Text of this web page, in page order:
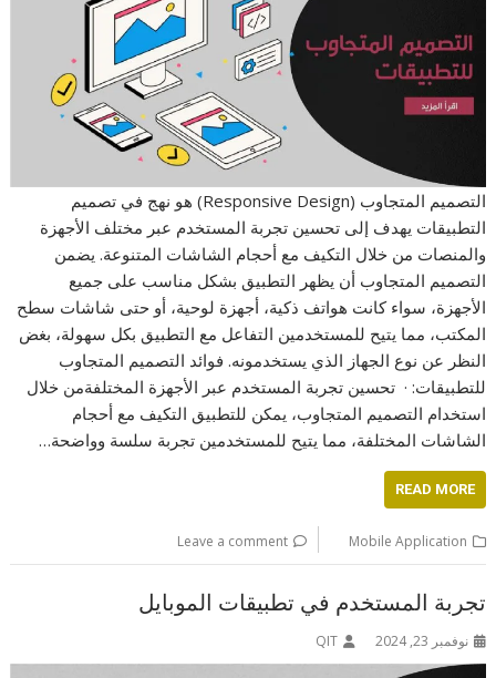
التصميم المتجاوب (Responsive Design) هو نهج في تصميم
التطبيقات يهدف إلى تحسين تجربة المستخدم عبر مختلف الأجهزة
والمنصات من خلال التكيف مع أحجام الشاشات المتنوعة. يضمن
التصميم المتجاوب أن يظهر التطبيق بشكل مناسب على جميع
الأجهزة، سواء كانت هواتف ذكية، أجهزة لوحية، أو حتى شاشات سطح
المكتب، مما يتيح للمستخدمين التفاعل مع التطبيق بكل سهولة، بغض
النظر عن نوع الجهاز الذي يستخدمونه. فوائد التصميم المتجاوب
للتطبيقات: · تحسين تجربة المستخدم عبر الأجهزة المختلفةمن خلال
استخدام التصميم المتجاوب، يمكن للتطبيق التكيف مع أحجام
الشاشات المختلفة، مما يتيح للمستخدمين تجربة سلسة وواضحة…
READ MORE
Mobile Application
Leave a comment
تجربة المستخدم في تطبيقات الموبايل
نوفمبر 23, 2024 QIT